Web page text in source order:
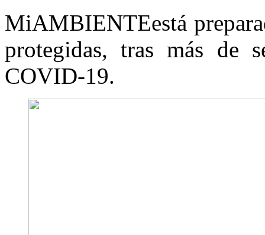
MiAMBIENTEestá
protegidas, tras más de
COVID-19.